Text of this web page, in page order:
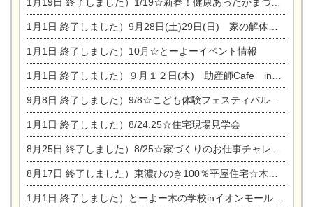
1月1日 終了しました）9月28日(土)29日(日) 家の解体なんでも相談会
1月1日 終了しました）10月☆とーよーイベント情報
1月1日 終了しました）９月１２日(木) 助産師Cafe in東陽住建
9月8日 終了しました）9/8☆こども体験フェスティバル☆一宮市民会館
1月1日 終了しました）8/24.25☆住宅現場見学会
8月25日 終了しました）8/25☆家づくりのお仕事チャレンジ
8月17日 終了しました）東濃ひのき100％平屋住宅☆木の家完成見学会
1月1日 終了しました）とーよー木の学校inイオンモール木曽川